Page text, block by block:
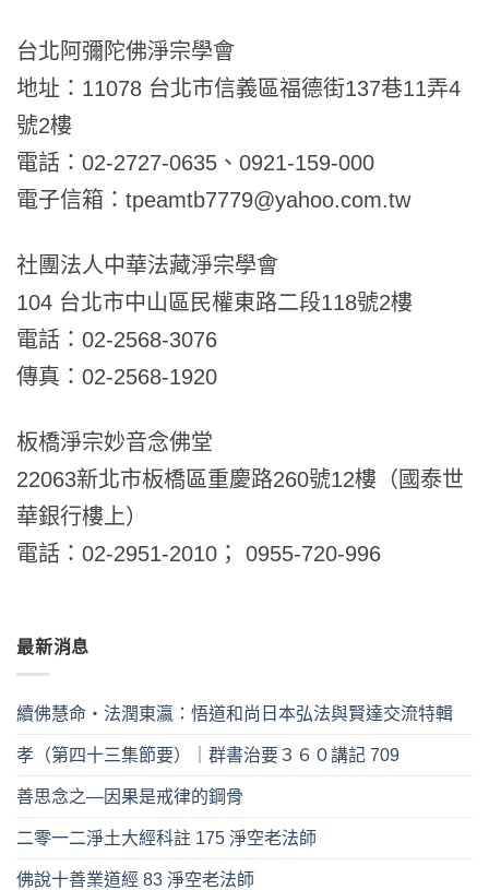
台北阿彌陀佛淨宗學會
地址：11078 台北市信義區福德街137巷11弄4
號2樓
電話：02-2727-0635、0921-159-000
電子信箱：tpeamtb7779@yahoo.com.tw
社團法人中華法藏淨宗學會
104 台北市中山區民權東路二段118號2樓
電話：02-2568-3076
傳真：02-2568-1920
板橋淨宗妙音念佛堂
22063新北市板橋區重慶路260號12樓（國泰世
華銀行樓上）
電話：02-2951-2010； 0955-720-996
最新消息
續佛慧命‧法潤東瀛：悟道和尚日本弘法與賢達交流特輯
孝（第四十三集節要）｜群書治要３６０講記 709
善思念之—因果是戒律的鋼骨
二零一二淨土大經科註 175 淨空老法師
佛說十善業道經 83 淨空老法師